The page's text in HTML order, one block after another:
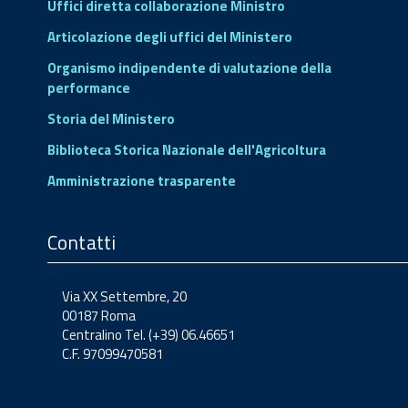
Uffici diretta collaborazione Ministro
Articolazione degli uffici del Ministero
Organismo indipendente di valutazione della
performance
Storia del Ministero
Biblioteca Storica Nazionale dell'Agricoltura
Amministrazione trasparente
Contatti
Via XX Settembre, 20
00187 Roma
Centralino Tel. (+39) 06.46651
C.F. 97099470581